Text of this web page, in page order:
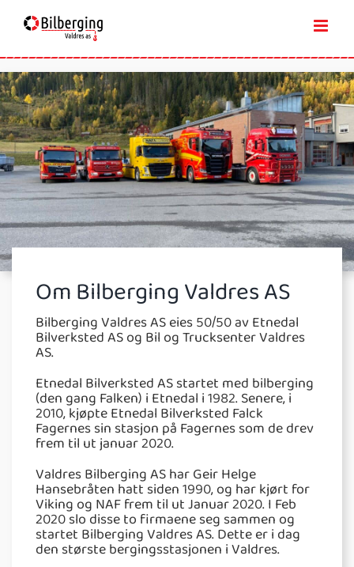
content
Om Bilberging Valdres AS
Bilberging Valdres AS eies 50/50 av Etnedal
Bilverksted AS og Bil og Trucksenter Valdres
AS.
Etnedal Bilverksted AS startet med bilberging
(den gang Falken) i Etnedal i 1982. Senere, i
2010, kjøpte Etnedal Bilverksted Falck
Fagernes sin stasjon på Fagernes som de drev
frem til ut januar 2020.
Valdres Bilberging AS har Geir Helge
Hansebråten hatt siden 1990, og har kjørt for
Viking og NAF frem til ut Januar 2020. I Feb
2020 slo disse to firmaene seg sammen og
startet Bilberging Valdres AS. Dette er i dag
den største bergingsstasjonen i Valdres.